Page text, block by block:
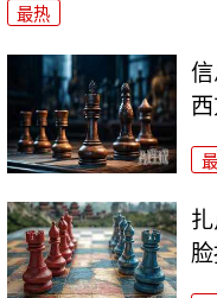
最热